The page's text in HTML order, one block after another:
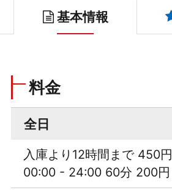
基本情報
料金
全日
入庫より12時間まで 450円
00:00 - 24:00 60分 200円